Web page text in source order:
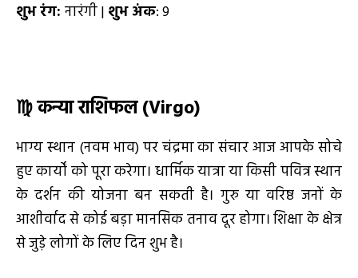
शुभ रंग: नारंगी | शुभ अंक: 9
♍कन्या राशिफल (Virgo)
भाग्य स्थान (नवम भाव) पर चंद्रमा का संचार आज आपके सोचे
हुए कार्यों को पूरा करेगा। धार्मिक यात्रा या किसी पवित्र स्थान
के दर्शन की योजना बन सकती है। गुरु या वरिष्ठ जनों के
आशीर्वाद से कोई बड़ा मानसिक तनाव दूर होगा। शिक्षा के क्षेत्र
से जुड़े लोगों के लिए दिन शुभ है।